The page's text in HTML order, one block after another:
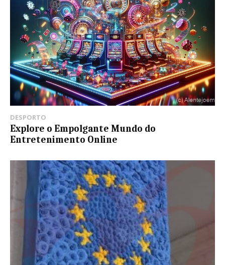
DESPORTO
Explore o Empolgante Mundo do
Entretenimento Online